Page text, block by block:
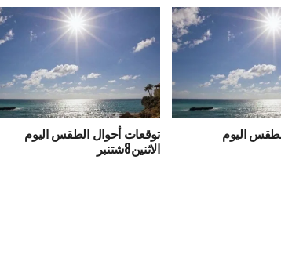
اليوم توقعات أحوال الطقس اليوم
الاثنين8شتنبر